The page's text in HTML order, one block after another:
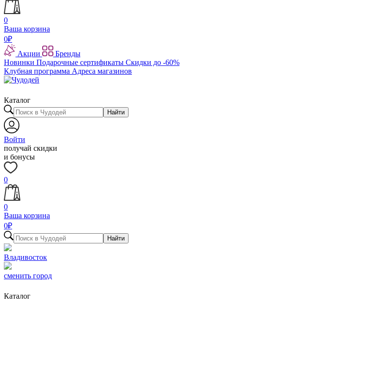
0
Ваша корзина
0₽
Акции
Бренды
Новинки Подарочные сертификаты Скидки до -60%
Клубная программа Адреса магазинов
Каталог
Найти
Войти
получай скидки
и бонусы
0
0
Ваша корзина
0₽
Найти
Владивосток
сменить город
Каталог